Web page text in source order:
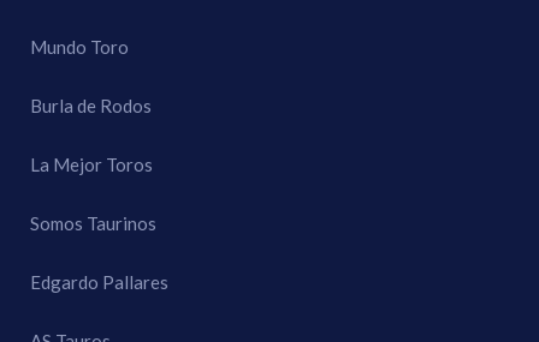
Mundo Toro
Burla de Rodos
La Mejor Toros
Somos Taurinos
Edgardo Pallares